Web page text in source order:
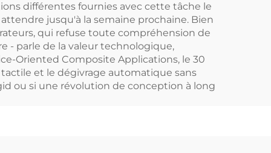
différentes fournies avec cette tâche le
jusqu'à la semaine prochaine. Bien
qui refuse toute compréhension de
- parle de la valeur technologique,
Oriented Composite Applications, le 30
et le dégivrage automatique sans
ou si une révolution de conception à long